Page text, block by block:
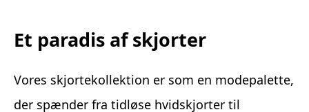
Et paradis af skjorter
Vores skjortekollektion er som en modepalette,
der spænder fra tidløse hvidskjorter til